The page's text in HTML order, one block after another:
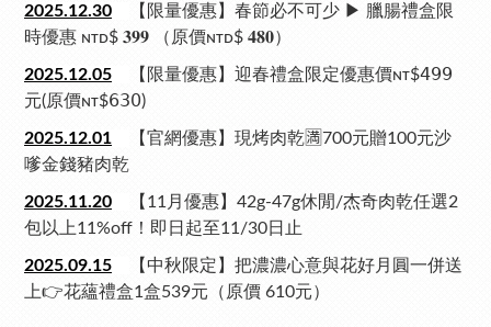
2025.12.30
【限量優惠】春節必不可少 ▶ 臘腸禮盒限
時優惠 ɴᴛᴅ$ 𝟑𝟗𝟗 （原價ɴᴛᴅ$ 𝟒𝟖𝟎）
2025.12.05
【限量優惠】迎春禮盒限定優惠價ɴᴛ$𝟦𝟫𝟫
元(原價ɴᴛ$𝟨𝟥𝟢)
2025.12.01
【官網優惠】現烤肉乾🈵700元贈100元沙
嗲金錢豬肉乾
2025.11.20
【11月優惠】42g-47g休閒/杰奇肉乾任選2
包以上11%off！即日起至11/30日止
2025.09.15
【中秋限定】把濃濃心意與花好月圓一併送
上👉花蘊禮盒1盒539元（原價 610元）